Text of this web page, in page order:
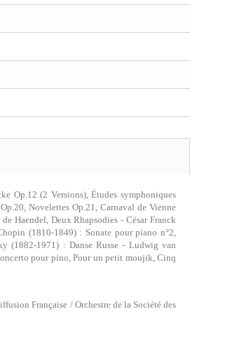
Op.12 (2 Versions), Études symphoniques
Novelettes Op.21, Carnaval de Vienne
Haendel, Deux Rhapsodies - César Franck
(1810-1849) : Sonate pour piano n°2,
(1882-1971) : Danse Russe - Ludwig van
pour pino, Pour un petit moujik, Cinq
Française / Orchestre de la Société des